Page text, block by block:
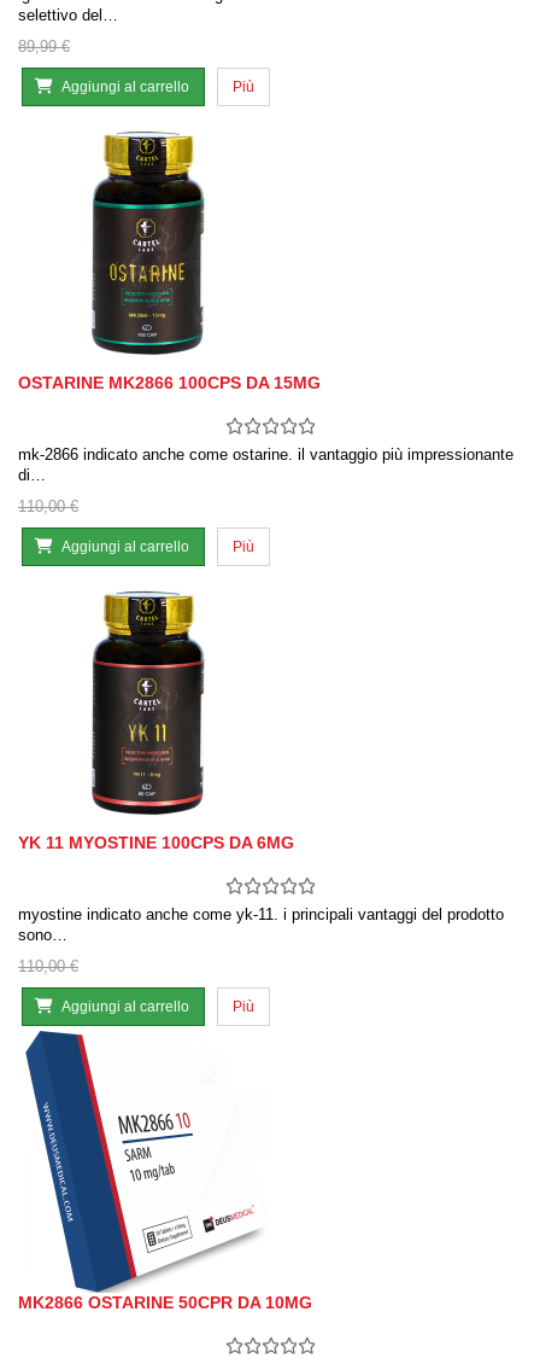
selettivo del…
89,99 €
Aggiungi al carrello Più
OSTARINE MK2866 100CPS DA 15MG
mk-2866 indicato anche come ostarine. il vantaggio più impressionante
di…
110,00 €
Aggiungi al carrello Più
YK 11 MYOSTINE 100CPS DA 6MG
myostine indicato anche come yk-11. i principali vantaggi del prodotto
sono…
110,00 €
Aggiungi al carrello Più
MK2866 OSTARINE 50CPR DA 10MG